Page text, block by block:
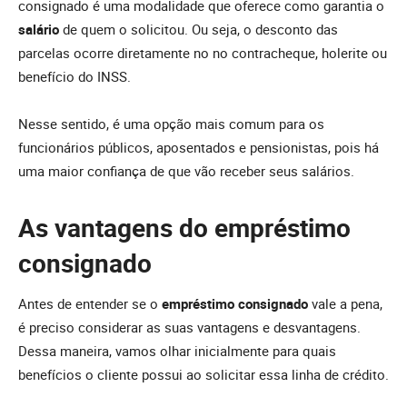
consignado é uma modalidade que oferece como garantia o
salário de quem o solicitou. Ou seja, o desconto das
parcelas ocorre diretamente no no contracheque, holerite ou
benefício do INSS.
Nesse sentido, é uma opção mais comum para os
funcionários públicos, aposentados e pensionistas, pois há
uma maior confiança de que vão receber seus salários.
As vantagens do empréstimo
consignado
Antes de entender se o empréstimo consignado vale a pena,
é preciso considerar as suas vantagens e desvantagens.
Dessa maneira, vamos olhar inicialmente para quais
benefícios o cliente possui ao solicitar essa linha de crédito.